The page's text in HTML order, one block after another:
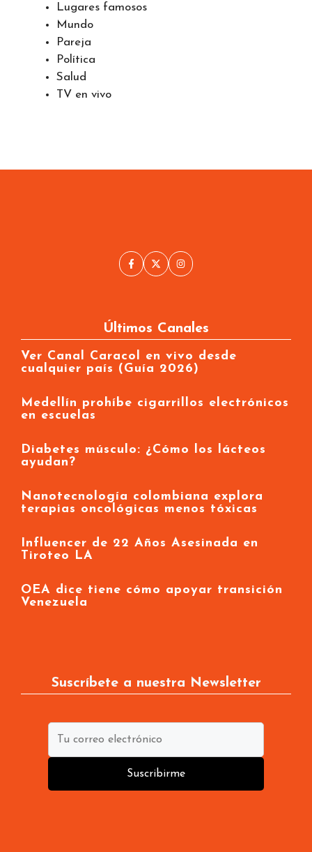
Lugares famosos
Mundo
Pareja
Política
Salud
TV en vivo
Últimos Canales
Ver Canal Caracol en vivo desde
cualquier país (Guía 2026)
Medellín prohíbe cigarrillos electrónicos
en escuelas
Diabetes músculo: ¿Cómo los lácteos
ayudan?
Nanotecnología colombiana explora
terapias oncológicas menos tóxicas
Influencer de 22 Años Asesinada en
Tiroteo LA
OEA dice tiene cómo apoyar transición
Venezuela
Suscríbete a nuestra Newsletter
Suscribirme